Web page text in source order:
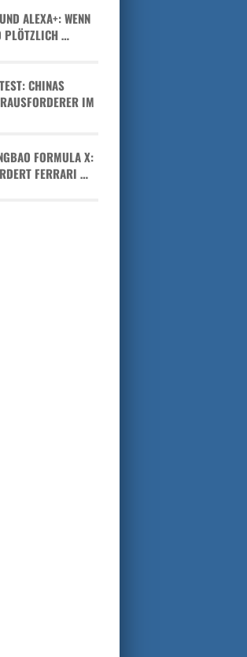
ALEXA+: WENN
PLÖTZLICH …
CHINAS
IM
FORMULA X:
FERRARI …